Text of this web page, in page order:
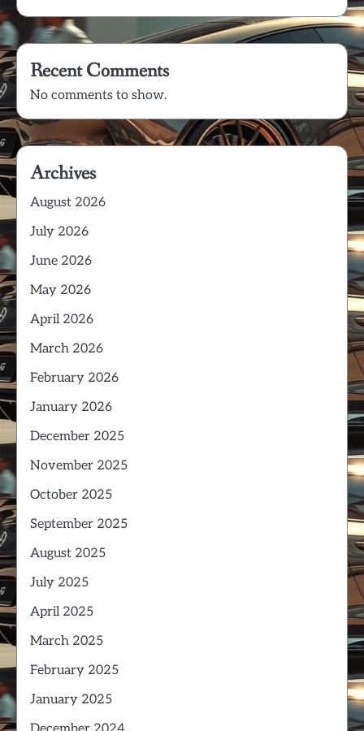
Recent Comments
No comments to show.
Archives
August 2026
July 2026
June 2026
May 2026
April 2026
March 2026
February 2026
January 2026
December 2025
November 2025
October 2025
September 2025
August 2025
July 2025
April 2025
March 2025
February 2025
January 2025